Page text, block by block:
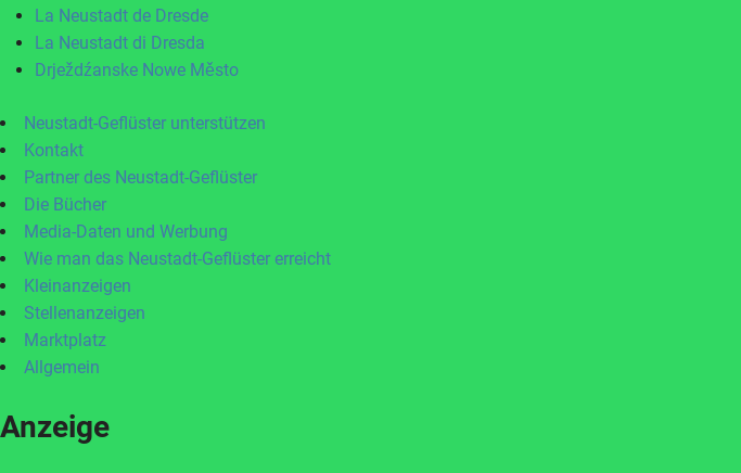
La Neustadt de Dresde
La Neustadt di Dresda
Drježdźanske Nowe Město
Neustadt-Geflüster unterstützen
Kontakt
Partner des Neustadt-Geflüster
Die Bücher
Media-Daten und Werbung
Wie man das Neustadt-Geflüster erreicht
Kleinanzeigen
Stellenanzeigen
Marktplatz
Allgemein
Anzeige